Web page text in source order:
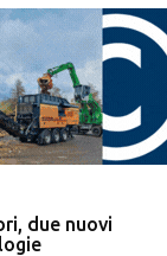
due nuovi